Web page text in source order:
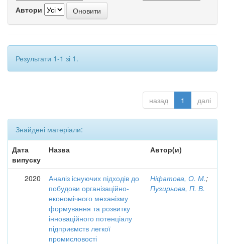
Автори
Результати 1-1 зі 1.
назад 1 далі
Знайдені матеріали:
Дата
випуску
Назва Автор(и)
2020
Аналіз існуючих підходів до
побудови організаційно-
економічного механізму
формування та розвитку
інноваційного потенціалу
підприємств легкої
промисловості
Ніфатова, О. М.;
Пузирьова, П. В.